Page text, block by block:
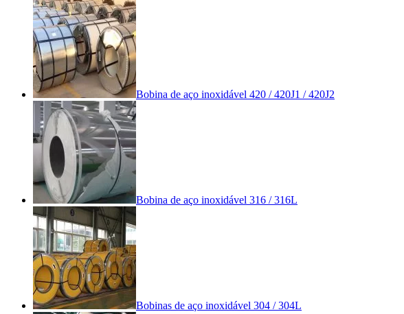
Bobina de aço inoxidável 420 / 420J1 / 420J2
Bobina de aço inoxidável 316 / 316L
Bobinas de aço inoxidável 304 / 304L